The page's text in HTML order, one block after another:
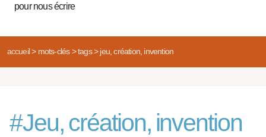
pour nous écrire
accueil> mots-clés> tags> jeu, création, invention
#Jeu, création, invention